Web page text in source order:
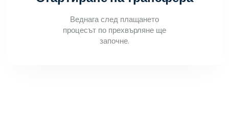
Веднага след плащането
процесът по прехвърляне ще
започне.